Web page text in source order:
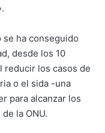
ha conseguido
desde los 10
reducir los casos de
o el sida -una
para alcanzar los
la ONU.